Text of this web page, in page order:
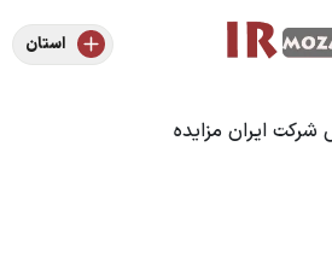
استان
شرکت ایران مزایده